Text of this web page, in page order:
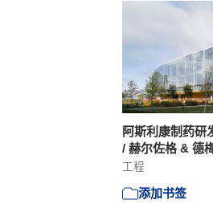
阿斯利康制药研
/ 赫尔佐格 & 德
工程
添加书签